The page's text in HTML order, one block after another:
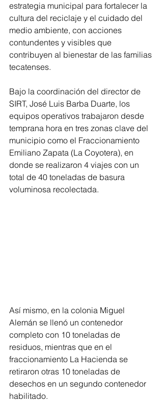
estrategia municipal para fortalecer la
cultura del reciclaje y el cuidado del
medio ambiente, con acciones
contundentes y visibles que
contribuyen al bienestar de las familias
tecatenses.
Bajo la coordinación del director de
SIRT, José Luis Barba Duarte, los
equipos operativos trabajaron desde
temprana hora en tres zonas clave del
municipio como el Fraccionamiento
Emiliano Zapata (La Coyotera), en
donde se realizaron 4 viajes con un
total de 40 toneladas de basura
voluminosa recolectada.
Así mismo, en la colonia Miguel
Alemán se llenó un contenedor
completo con 10 toneladas de
residuos, mientras que en el
fraccionamiento La Hacienda se
retiraron otras 10 toneladas de
desechos en un segundo contenedor
habilitado.